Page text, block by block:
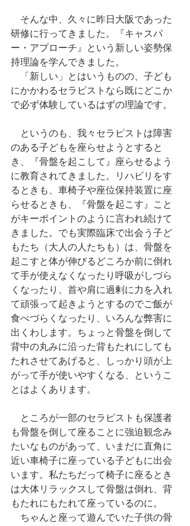
そんな中、久々に昨日大阪であった
研修に行ってきました。『キャスパ
ー・アプローチ』という新しい姿勢保
持理論を学んできました。
「新しい」とはいうものの、子ども
にかかわるセラピストなら既にどこか
で必ず体験しているはずの理論です。
というのも、我々セラピストは障害
のある子どもを座らせようとすると
き、『骨盤を起こして』座らせるよう
に教育されてきました。リハビリをす
るときも、車椅子や座位保持装置に座
らせるときも、『骨盤を起こす』こと
がキーポイントのように言われ続けて
きました。でも実際臨床で出会う子ど
もたち（大人の人たちも）は、骨盤を
起こすと体が伸びるどころか前に倒れ
て手が使えなくなったり呼吸がしづら
くなったり、首や肩に過剰に力を入れ
て頑張って起きようとするのでご飯が
食べづらくなったり、いろんな弊害に
出くわします。ちょっと骨盤を倒して
背中の丸みに沿った背もたれにしても
たれさせてあげると、しっかり頭が上
がって手が使いやすくなる、というこ
とはよくあります。
ところが一部のセラピストも保護者
も骨盤を倒して座ることに強迫観念み
たいなものがあって、いまだに直角に
近い車椅子に座っている子どもに出会
います。私たちだって椅子に座るとき
は大体リラックスして骨盤は倒れ、背
もたれにもたれて座っているのに。
ちゃんと座って遊んでいた子供の骨